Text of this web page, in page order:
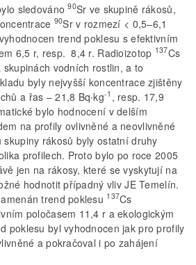
sledováno90Sr ve skupině rákosů,
90Sr v rozmezí < 0,5–6,1
trend poklesu s efektivním
6,5 r, resp. 8,4 r. Radioizotop 137Cs
vodních rostlin, a to
byly nejvyšší koncentrace zjištěny
a řas – 21,8 Bq∙kg-1 , resp. 17,9
bylo hodnocení v delším
na profily ovlivněné a neovlivněné
skupiny rákosů byly ostatní druhy
profilech. Proto bylo po roce 2005
jen na rákosy, které se vyskytují na
hodnotit případný vliv JE Temelín.
trend poklesu 137Cs
poločasem 11,4 r a ekologickým
poklesu byl vyhodnocen jak pro profily
a pokračoval i po zahájení